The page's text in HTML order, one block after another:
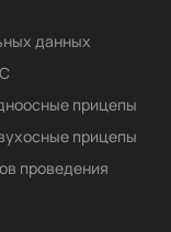
данных
прицепы
прицепы
проведения